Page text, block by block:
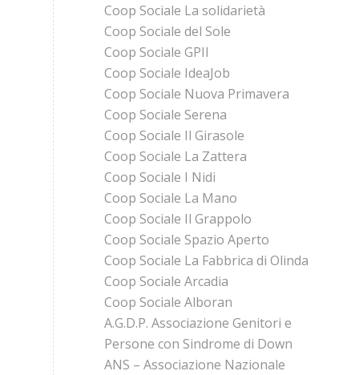
Coop Sociale La solidarietà
Coop Sociale del Sole
Coop Sociale GPII
Coop Sociale IdeaJob
Coop Sociale Nuova Primavera
Coop Sociale Serena
Coop Sociale Il Girasole
Coop Sociale La Zattera
Coop Sociale I Nidi
Coop Sociale La Mano
Coop Sociale Il Grappolo
Coop Sociale Spazio Aperto
Coop Sociale La Fabbrica di Olinda
Coop Sociale Arcadia
Coop Sociale Alboran
A.G.D.P. Associazione Genitori e
Persone con Sindrome di Down
ANS – Associazione Nazionale